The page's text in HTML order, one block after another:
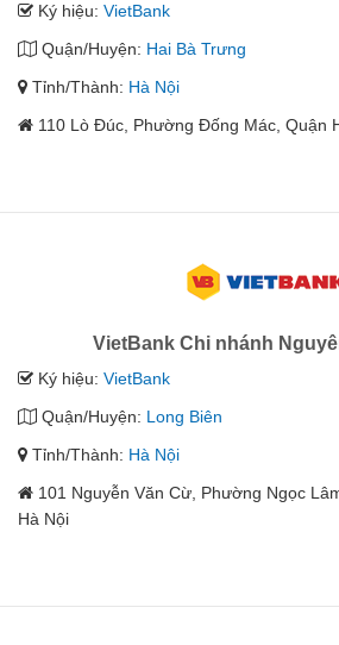
Ký hiệu: VietBank
Quận/Huyện: Hai Bà Trưng
Tỉnh/Thành: Hà Nội
110 Lò Đúc, Phường Đống Mác, Quận
VietBank Chi nhánh
Ký hiệu: VietBank
Quận/Huyện: Long Biên
Tỉnh/Thành: Hà Nội
101 Nguyễn Văn Cừ, Phường Ngọc
Hà Nội